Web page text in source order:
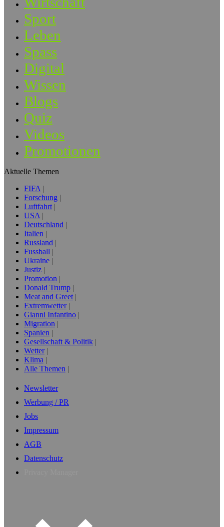
Sport
Leben
Spass
Digital
Wissen
Blogs
Quiz
Videos
Promotionen
Aktuelle Themen
FIFA
Forschung
Luftfahrt
USA
Deutschland
Italien
Russland
Fussball
Ukraine
Justiz
Promotion
Donald Trump
Meat and Greet
Extremwetter
Gianni Infantino
Migration
Spanien
Gesellschaft & Politik
Wetter
Klima
Alle Themen
Newsletter
Werbung / PR
Jobs
Impressum
AGB
Datenschutz